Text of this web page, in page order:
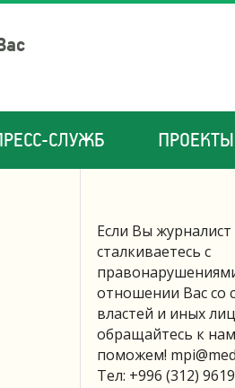
СЛУЖБ ПРОЕКТЫ
Если Вы журналист
сталкиваетесь с
отношении Вас со
властей и иных
обращайтесь к
поможем!
Тел: +996 (312)